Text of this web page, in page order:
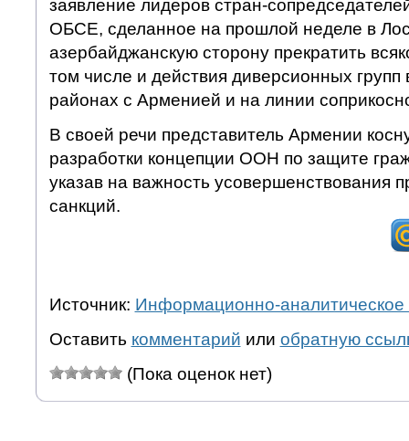
заявление лидеров стран-
ОБСЕ, сделанное на прошлой неделе в
азербайджанскую сторону прекратить
том числе и действия диверсионных групп
районах с Арменией и на линии
В своей речи представитель Армении
разработки концепции ООН по защите
указав на важность усовершенствования
санкций.
Источник: Информационно-аналитическое
Оставить комментарий или обратную
(Пока оценок нет)